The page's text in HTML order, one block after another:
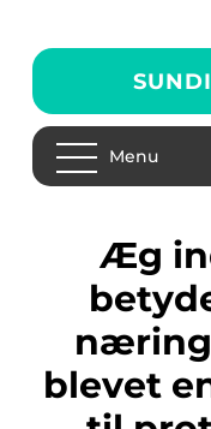
Menu
Æg indeholder en
blevet